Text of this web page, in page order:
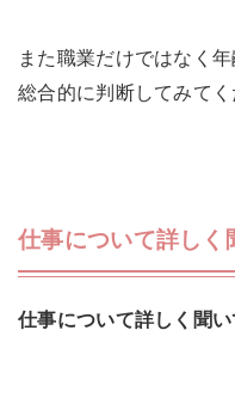
また職業だけではなく
総合的に判断してみてく
仕事について詳しく
仕事について詳しく聞